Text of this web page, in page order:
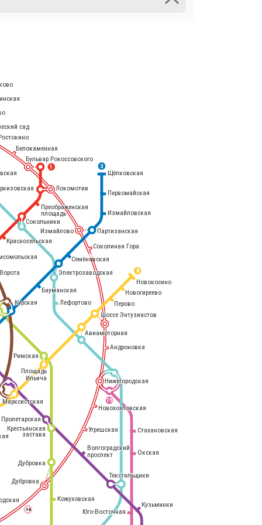
3
1
8
15
14
Локомотив
Измайлово
Соколиная Гора
Андроновка
Нижегородская
Новохохловская
Угрешская
Дубровка
сад
Белокаменная
Текстильщики
Кузьминки
Кожуховская
Щёлковская
Первомайская
Измайловская
Бульвар Рокоссовского
Красносельская
Сокольники
Партизанская
Бауманская
Перово
Новогиреево
Новокосино
Площадь
Ильича
Римская
Дубровка
Марксистская
Преображенская
площадь
Волгоградский
проспект
Юго-Восточная
Окская
Стахановская
Курская
Электрозаводская
Семёновская
Авиамоторная
Крестьянская
застава
Пролетарская
Лефортово
Шоссе Энтузиастов